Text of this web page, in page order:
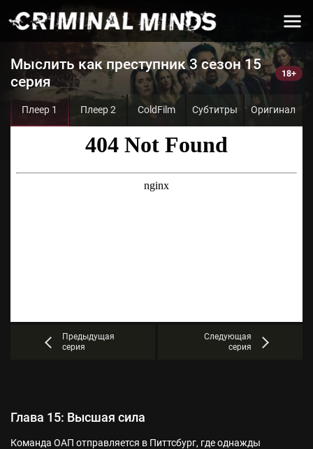
Мыслить как преступник 3 сезон 15
серия
Плеер 1 Плеер 2 ColdFilm Субтитры Оригинал
Предыдущая
серия
Следующая
серия
Глава 15: Высшая сила
Команда ОАП отправляется в Питтсбург, где однажды